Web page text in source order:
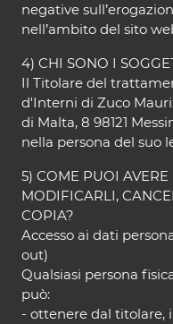
negative
nell’ambito del sito
4) CHI SONO I
Il Titolare del
d'Interni di Zuco
di Malta, 8 98121
nella persona del suo
5) COME PUOI
MODIFICARLI,
COPIA?
Accesso ai dati
out)
Qualsiasi persona
può:
- ottenere dal titolare,